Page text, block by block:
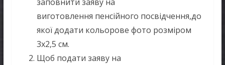
виготовлення пенсійного посвідчення,до
якої додати кольорове фото розміром
3х2,5 см.
Щоб подати заяву на